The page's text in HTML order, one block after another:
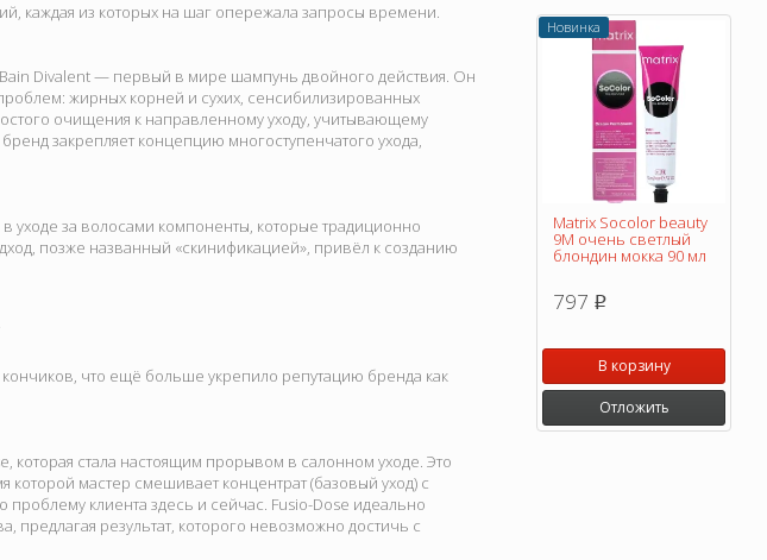
каждая из которых на шаг опережала запросы времени.
Bain Divalent — первый в мире шампунь двойного действия. Он
жирных корней и сухих, сенсибилизированных
очищения к направленному уходу, учитывающему
закрепляет концепцию многоступенчатого ухода,
уходе за волосами компоненты, которые традиционно
позже названный «скинификацией», привёл к созданию
что ещё больше укрепило репутацию бренда как
, которая стала настоящим прорывом в салонном уходе. Это
мастер смешивает концентрат (базовый уход) с
проблему клиента здесь и сейчас. Fusio-Dose идеально
предлагая результат, которого невозможно достичь с
Новинка
Matrix Socolor beauty
9M очень светлый
блондин мокка 90 мл
797 p
В корзину
Отложить